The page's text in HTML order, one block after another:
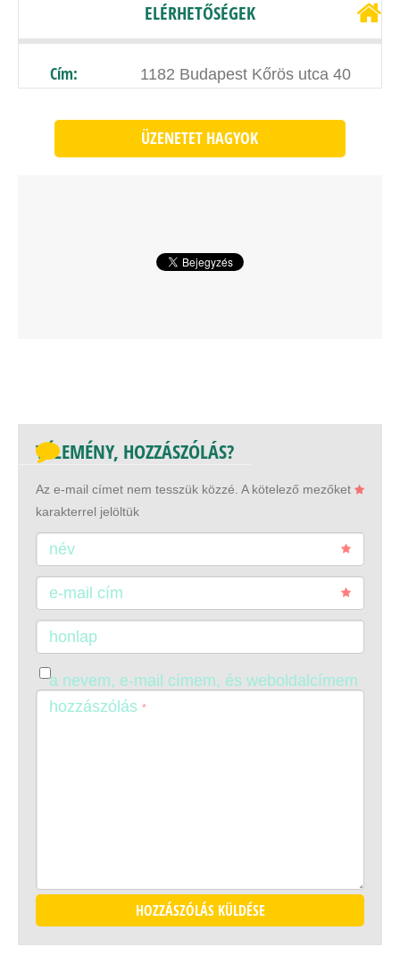
ELÉRHETŐSÉGEK
Cím: 1182 Budapest Kőrös utca 40
ÜZENETET HAGYOK
VÉLEMÉNY, HOZZÁSZÓLÁS?
Az e-mail címet nem tesszük közzé. A kötelező mezőket
karakterrel jelöltük
név
e-mail cím
honlap
a nevem, e-mail címem, és weboldalcímem
mentése a böngészőben a következő
hozzászólás *